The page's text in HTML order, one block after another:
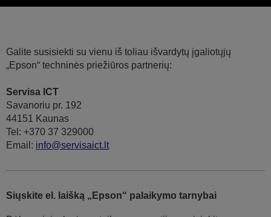
Galite susisiekti su vienu iš toliau išvardytų įgaliotųjų
„Epson“ techninės priežiūros partnerių:
Servisa ICT
Savanoriu pr. 192
44151 Kaunas
Tel: +370 37 329000
Email: info@servisaict.lt
Siųskite el. laišką „Epson“ palaikymo tarnybai